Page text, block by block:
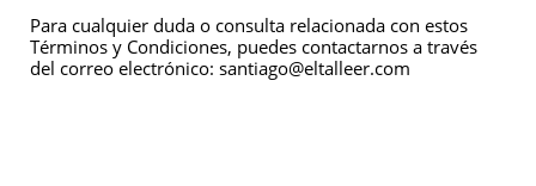
Para cualquier duda o consulta relacionada con estos
Términos y Condiciones, puedes contactarnos a través
del correo electrónico: santiago@eltalleer.com